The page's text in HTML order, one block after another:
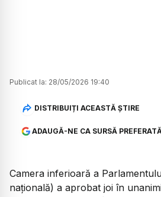
Publicat la: 28/05/2026 19:40
DISTRIBUIȚI ACEASTĂ ȘTIRE
ADAUGĂ-NE CA SURSĂ
Camera inferioară a
națională) a aprobat joi în